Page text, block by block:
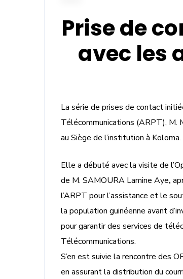
Prise de
avec les
La série de prises de contact
Télécommunications (ARPT), M.
au Siège de l’institution à Koloma.
Elle a débuté avec la visite de
de M. SAMOURA Lamine Aye,
l’ARPT pour l’assistance et le
la population guinéenne avant
pour garantir des services de
Télécommunications.
S’en est suivie la rencontre des
en assurant la distribution du